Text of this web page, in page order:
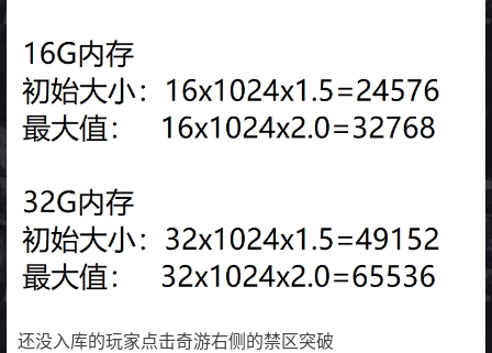
还没入库的玩家点击奇游右侧的禁区突破